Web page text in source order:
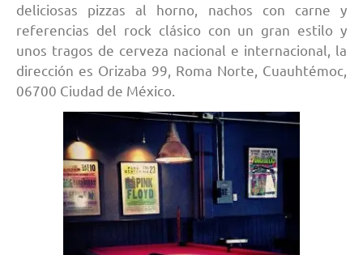
deliciosas pizzas al horno, nachos con carne y
referencias del rock clásico con un gran estilo y
unos tragos de cerveza nacional e internacional, la
dirección es Orizaba 99, Roma Norte, Cuauhtémoc,
06700 Ciudad de México.